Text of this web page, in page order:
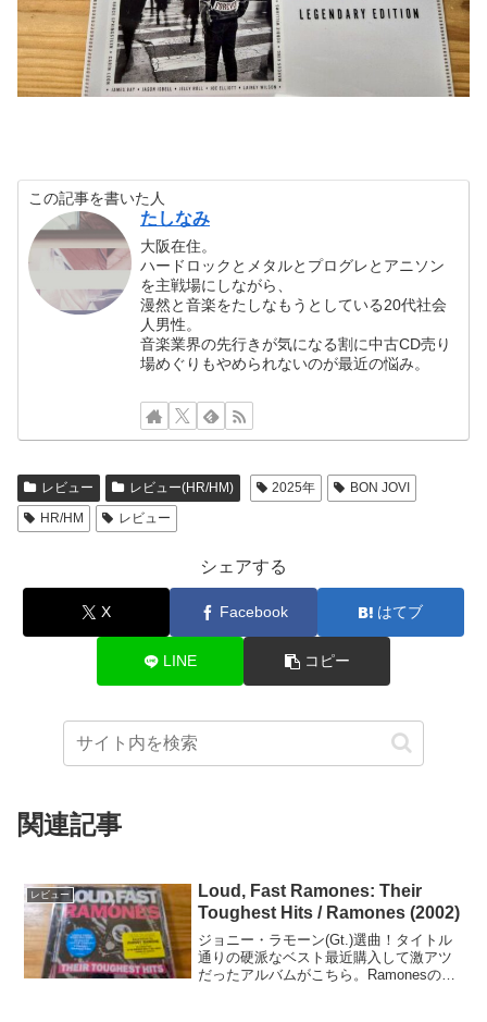
この記事を書いた人
たしなみ
大阪在住。
ハードロックとメタルとプログレとアニソン
を主戦場にしながら、
漫然と音楽をたしなもうとしている20代社会
人男性。
音楽業界の先行きが気になる割に中古CD売り
場めぐりもやめられないのが最近の悩み。
レビュー レビュー(HR/HM) 2025年
BON JOVI
HR/HM
レビュー
シェアする
X Facebook はてブ
LINE コピー
関連記事
レビュー
Loud, Fast Ramones: Their
Toughest Hits / Ramones (2002)
ジョニー・ラモーン(Gt.)選曲！タイトル
通りの硬派なベスト最近購入して激アツ
だったアルバムがこちら。Ramonesの数